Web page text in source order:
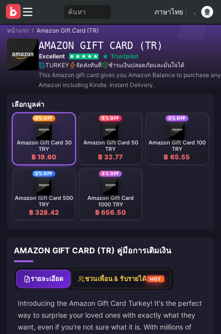
ค้นหา ภาษาไทย /
หน้าแรก / Amazon Gift Card (TR)
AMAZON GIFT CARD (TR)
Excellent
Trustpilot
TURKEY
จัดส่งทันที
ชำระเงินปลอดภัยและมั่นใจได้
This Amazon gift card gives you Amazon Balance to purchase
Amazon including Kindle. Instant Delivery.
เลือกมูลค่า
3% OFF
Amazon Gift Card 30
TRY
฿ 19.60
3% OFF
Amazon Gift Card 50
TRY
฿ 32.77
3% OFF
Amazon Gift Card 100
TRY
฿ 65.55
3% OFF
Amazon Gift Card 500
TRY
฿ 328.42
3% OFF
Amazon Gift Card
1000 TRY
฿ 656.50
AMAZON GIFT CARD (TR) คู่มือการเติมเงิน
รายละเอียด ชวนเพื่อน & รับรายได้ HOT
Introducing the Amazon Gift Card Turkey! It's the perfect
way to surprise your loved ones with exactly what they
want, even if you're not sure what it is. With millions of